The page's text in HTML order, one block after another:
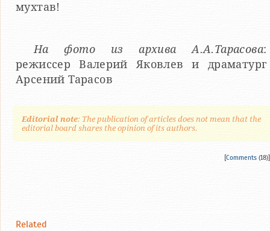
мухтав!
На фото из архива А.А.Тарасова:
режиссер Валерий Яковлев и драматург
Арсений Тарасов
Editorial note: The publication of articles does not mean that the
editorial board shares the opinion of its authors.
[Comments (18)]
Related